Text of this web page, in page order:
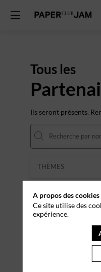
Tous les
Ils seront présents.
THÈMES
A propos des cookies
Ce site utilise des
expérience.